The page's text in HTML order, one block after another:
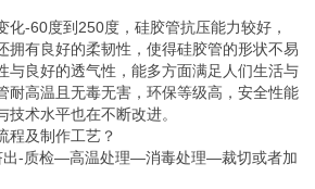
化-60度到250度，硅胶管抗压能力较好，
拥有良好的柔韧性，使得硅胶管的形状不易
与良好的透气性，能多方面满足人们生活与
耐高温且无毒无害，环保等级高，安全性能
术水平也在不断改进。
程及制作工艺？
-质检—高温处理—消毒处理—裁切或者加